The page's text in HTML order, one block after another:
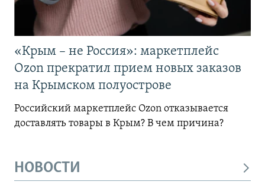
«Крым – не Россия»: маркетплейс
Ozon прекратил прием новых заказов
на Крымском полуострове
Российский маркетплейс Ozon отказывается
доставлять товары в Крым? В чем причина?
НОВОСТИ